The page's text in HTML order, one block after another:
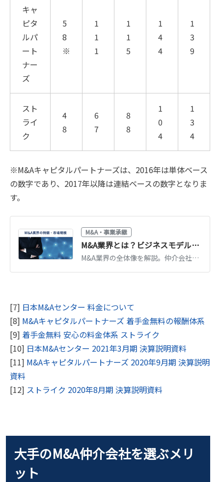
キャ
ピタ
ルパ
ート
ナー
ズ
5
8
※
1
1
1
1
1
5
1
4
4
1
3
9
スト
ライ
ク
4
8
6
7
8
8
1
0
4
1
3
4
※M&Aキャピタルパートナーズは、2016年は単体ベース
の数字であり、2017年以降は連結ベースの数字となりま
す。
M&A・事業承継
M&A業界とは？ビジネスモデル・プレイヤー・業界別動向を徹底解説
M&A業界の全体像を解説。仲介会社・FA・プラットフォームなどプレイヤー別のビジネスモデルと手数料、主要企業、業界別のM&A動向までまとめて理解できます。
[7] 日本M&Aセンター 料金について
[8] M&Aキャピタルパートナーズ 着手金無料の報酬体系
[9] 着手金無料 安心の料金体系 ストライク
[10] 日本M&Aセンター 2021年3月期 決算説明資料
[11] M&Aキャピタルパートナーズ 2020年9月期 決算説明
資料
[12] ストライク 2020年8月期 決算説明資料
大手のM&A仲介会社を選ぶメリ
ット